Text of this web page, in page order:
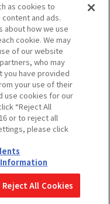
リシー
る保護方針
権・商標について
方針
表示する
as cookies to
and ads.
about how we use
cookie. We may
of our website
who may
you have provided
your use of their
use cookies for our
“Reject All
or to reject all
please click
Information
Reject All Cookies